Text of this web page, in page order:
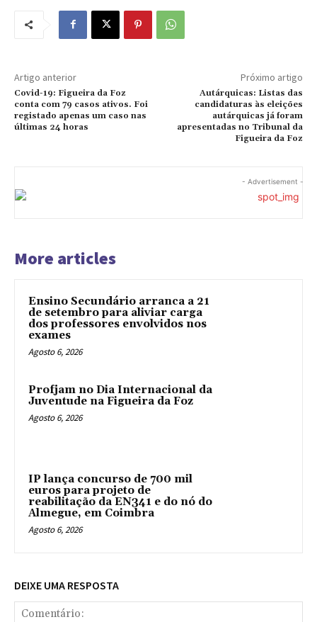
Artigo anterior
Covid-19: Figueira da Foz
conta com 79 casos ativos. Foi
registado apenas um caso nas
últimas 24 horas
Próximo artigo
Autárquicas: Listas das
candidaturas às eleições
autárquicas já foram
apresentadas no Tribunal da
Figueira da Foz
- Advertisement -
More articles
Ensino Secundário arranca a 21
de setembro para aliviar carga
dos professores envolvidos nos
exames
Agosto 6, 2026
Profjam no Dia Internacional da
Juventude na Figueira da Foz
Agosto 6, 2026
IP lança concurso de 700 mil
euros para projeto de
reabilitação da EN341 e do nó do
Almegue, em Coimbra
Agosto 6, 2026
DEIXE UMA RESPOSTA